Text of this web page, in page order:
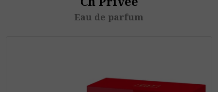
Eau de parfum